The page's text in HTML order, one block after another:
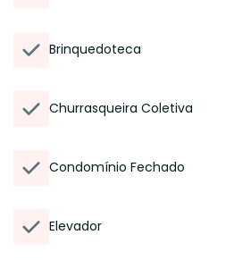
Brinquedoteca
Churrasqueira Coletiva
Condomínio Fechado
Elevador